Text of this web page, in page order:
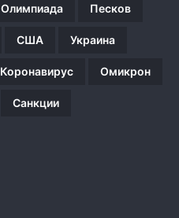
Олимпиада Песков
США Украина
Коронавирус Омикрон
Санкции